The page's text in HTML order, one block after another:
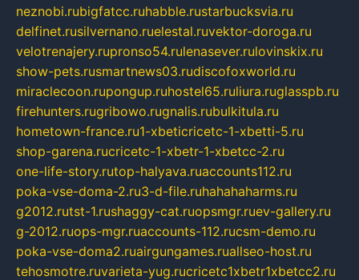
neznobi.rubigfatcc.ruhabble.rustarbucksvia.ru
delfinet.rusilvernano.ruelestal.ruvektor-doroga.ru
velotrenajery.rupronso54.rulenasever.rulovinskix.ru
show-pets.rusmartnews03.rudiscofoxworld.ru
miraclecoon.rupongup.ruhostel65.ruliura.ruglasspb.ru
firehunters.rugribowo.rugnalis.rubulkitula.ru
hometown-france.ru1-xbeticricetc-1-xbetti-5.ru
shop-garena.rucricetc-1-xbetr-1-xbetcc-2.ru
one-life-story.rutop-halyava.ruaccounts112.ru
poka-vse-doma-2.ru3-d-file.ruhahahaharms.ru
g2012.rutst-1.rushaggy-cat.ruopsmgr.ruev-gallery.ru
g-2012.ruops-mgr.ruaccounts-112.rucsm-demo.ru
poka-vse-doma2.ruairgungames.ruallseo-host.ru
tehosmotre.ruvarieta-yug.rucricetc1xbetr1xbetcc2.ru